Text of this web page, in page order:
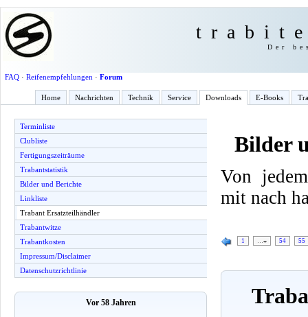
Der
FAQ· Reifenempfehlungen · Forum
Home Nachrichten Technik Service Downloads E-Books
Terminliste
Clubliste
Fertigungszeiträume
Trabantstatistik
Bilder und Berichte
Linkliste
Trabant Ersatzteilhändler
Trabantwitze
Trabantkosten
Impressum/Disclaimer
Datenschutzrichtlinie
Vor 58 Jahren
Bilder
Von
mit nach
1 54 55